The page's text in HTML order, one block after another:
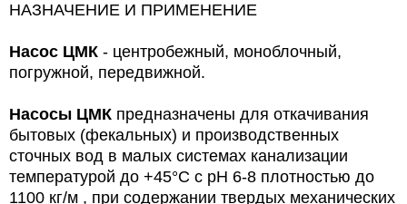
НАЗНАЧЕНИЕ И ПРИМЕНЕНИЕ
Насос ЦМК - центробежный, моноблочный,
погружной, передвижной.
Насосы ЦМК предназначены для откачивания
бытовых (фекальных) и производственных
сточных вод в малых системах канализации
температурой до +45°С с рН 6-8 плотностью до
1100 кг/м , при содержании твердых механических